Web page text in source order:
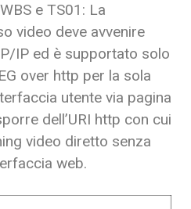
e TS01: La
video deve avvenire
IP ed è supportato solo
over http per la sola
utente via pagina
dell’URI http con cui
video diretto senza
web.